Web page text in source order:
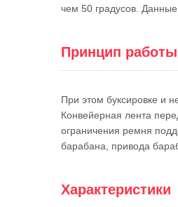
чем 50 градусов.
Принцип работы
При этом буксировке и
Конвейерная лента
ограничения ремня
барабана, привода
Характеристики